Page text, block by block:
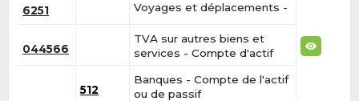
6251 Voyages et déplacements -
044566
TVA sur autres biens et
services - Compte d'actif
512
Banques - Compte de l'actif
ou de passif